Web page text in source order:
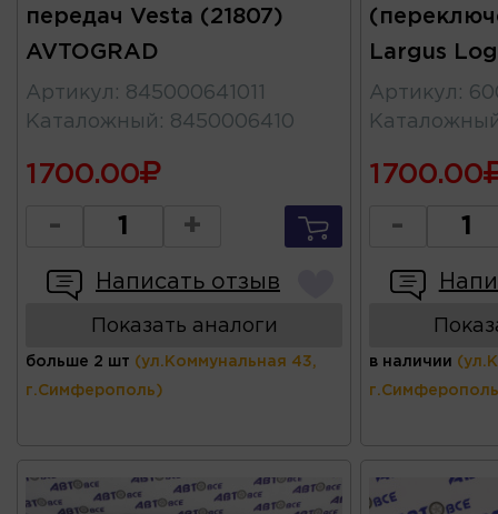
передач Vesta (21807)
AVTOGRAD
Артикул : 845000641011
Каталожный : 8450006410
1700.00
- +
Написать отзыв
Показать аналоги
больше 2 шт (ул.Коммунальная 43,
г.Симферополь)
Largus
Артикул :
1700.00
-
в наличии